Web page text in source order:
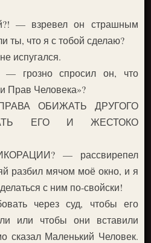
— взревел он страшным
ты, что я с тобой сделаю?
испугался.
спросил он, что
Прав Человека»?
ОБИЖАТЬ ДРУГОГО
ЕГО И ЖЕСТОКО
— рассвирепел
разбил мячом моё окно, и я
с ним по-свойски!
через суд, чтобы его
или чтобы они вставили
сказал Маленький Человек.